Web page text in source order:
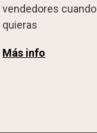
vendedores cuando
quieras
Más info